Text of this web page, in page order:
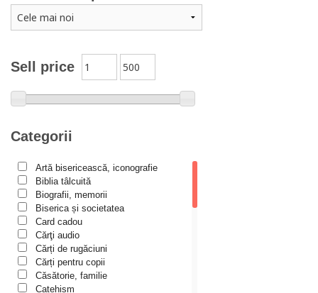
Alexandra Rotariu
Alexandru Creţu
Alexandru Huțanu
Alexandru Lascarov-Moldovanu
Alexandru Rădescu
Alexandru Tkacenko
Alexis Torrance
Alina Ana Nistor
Alphonse de LAMARTINE
Amy Parker
Sell price
Categorii
Artă bisericească, iconografie
Biblia tâlcuită
Biografii, memorii
Biserica și societatea
Card cadou
Cărţi audio
Cărți de rugăciuni
Cărți pentru copii
Căsătorie, familie
Catehism